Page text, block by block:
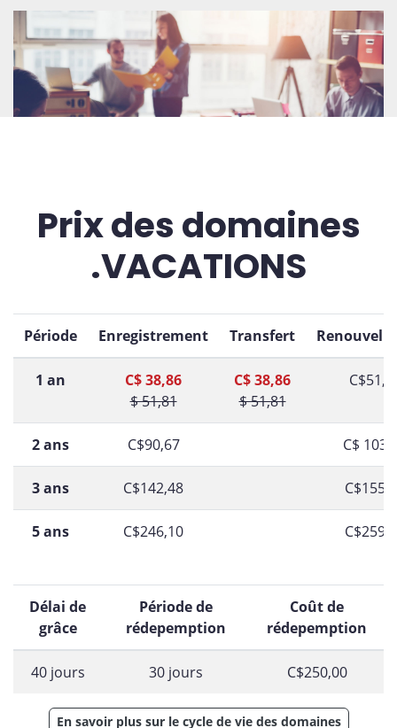
Prix des domaines
.VACATIONS
Période Enregistrement Transfert
1 an
C$ 38,86
$ 51,81
C$ 38,86
$ 51,81
2 ans C$90,67 C$
3 ans C$142,48
5 ans C$246,10
Délai de
grâce
Période de
rédepemption
Coût de
rédepemption
40 jours 30 jours C$250,00
En savoir plus sur le cycle de vie des domaines